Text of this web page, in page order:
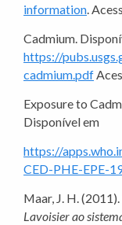
information.
Cadmium.
https://
cadmium.pdf
Exposure to
Disponível em
https://
CED-PHE-EPE-
Maar, J. H. (2011).
Lavoisier ao